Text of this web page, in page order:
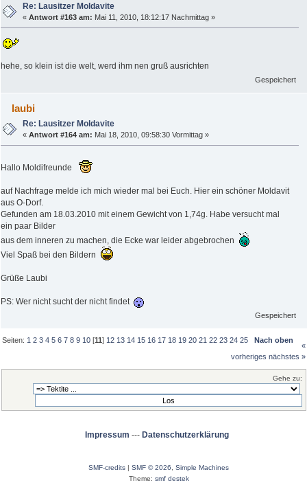
Re: Lausitzer Moldavite
«Antwort #163 am: Mai 11, 2010, 18:12:17 Nachmittag »
hehe, so klein ist die welt, werd ihm nen gruß ausrichten
Gespeichert
laubi
Re: Lausitzer Moldavite
«Antwort #164 am: Mai 18, 2010, 09:58:30 Vormittag »
Hallo Moldifreunde
auf Nachfrage melde ich mich wieder mal bei Euch. Hier ein schöner Moldavit
aus O-Dorf.
Gefunden am 18.03.2010 mit einem Gewicht von 1,74g. Habe versucht mal
ein paar Bilder
aus dem inneren zu machen, die Ecke war leider abgebrochen
Viel Spaß bei den Bildern
Grüße Laubi
PS: Wer nicht sucht der nicht findet
Gespeichert
Seiten: 1 2 3 4 5 6 7 8 9 10 [11] 12 13 14 15 16 17 18 19 20 21 22 23 24 25 Nach oben
«
vorheriges nächstes »
Gehe zu:
Impressum --- Datenschutzerklärung
SMF-credits | SMF © 2026, Simple Machines
Theme: smf destek